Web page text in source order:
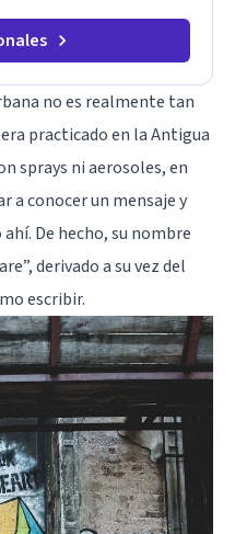
no es realmente tan
practicado en la Antigua
sprays ni aerosoles, en
a conocer un mensaje y
De hecho, su nombre
derivado a su vez del
escribir.